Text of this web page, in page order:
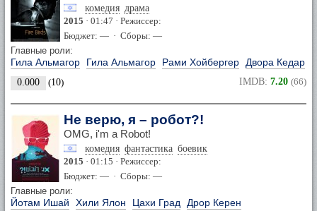
комедия драма
2015 · 01:47 · Режиссер:
Бюджет: — · Сборы: —
Главные роли:
Гила Альмагор Гила Альмагор Рами Хойбергер Двора Кедар
0.000 (10) IMDB: 7.20 (66)
Не верю, я – робот?!
OMG, i'm a Robot!
комедия фантастика боевик
2015 · 01:15 · Режиссер:
Бюджет: — · Сборы: —
Главные роли:
Йотам Ишай Хили Ялон Цахи Град Дрор Керен